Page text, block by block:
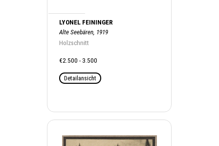
LYONEL FEININGER
Alte Seebären, 1919
Holzschnitt
€2.500 - 3.500
Detailansicht